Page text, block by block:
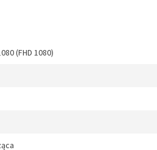
(FHD 1080)